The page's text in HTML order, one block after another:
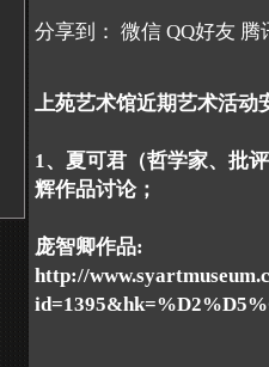
分享到： 微信 QQ好友 腾
上苑艺术馆近期艺术活动
1、夏可君（哲学家、批
辉作品讨论；
庞智卿作品:
http://